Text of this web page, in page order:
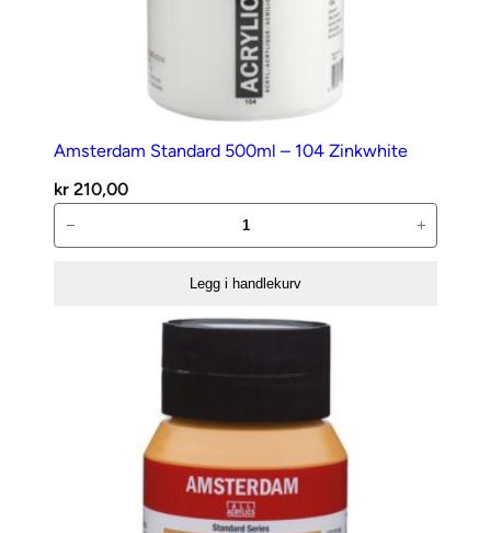
Amsterdam Standard 500ml – 104 Zinkwhite
kr 210,00
Standard
− +
Legg i handlekurv